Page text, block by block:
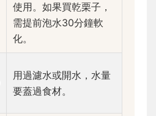
使用。如果買乾栗子，
需提前泡水30分鐘軟
化。
用過濾水或開水，水量
要蓋過食材。